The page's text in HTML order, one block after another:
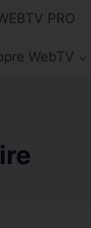
PRO
WebTV